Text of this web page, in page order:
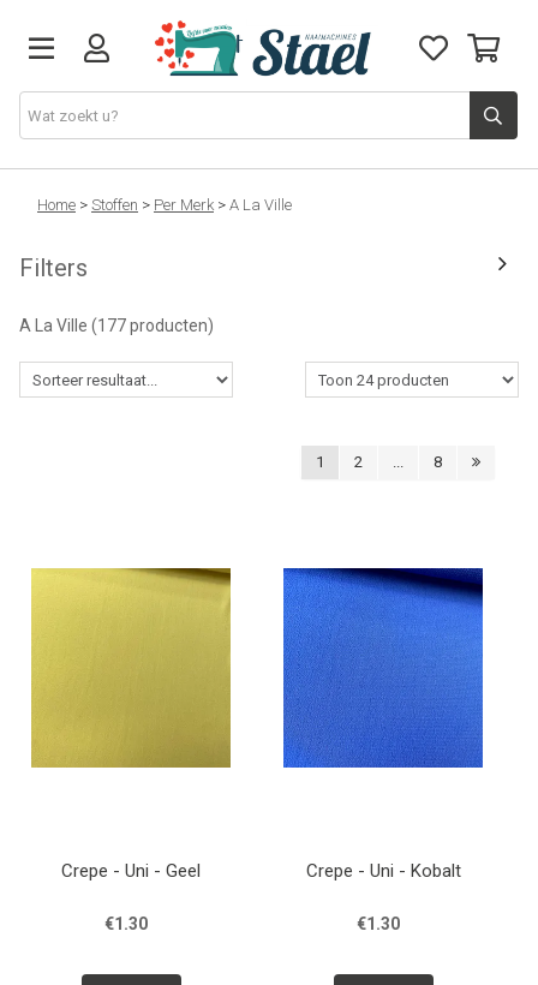
Machines
Accessoires
Naaigaren
Stoffen
Cadeaubon
Home > Stoffen > Per Merk > A La Ville
Filters
A La Ville (177 producten)
1 2 ... 8
Crepe - Uni - Geel
€1.30
Crepe - Uni - Kobalt
€1.30